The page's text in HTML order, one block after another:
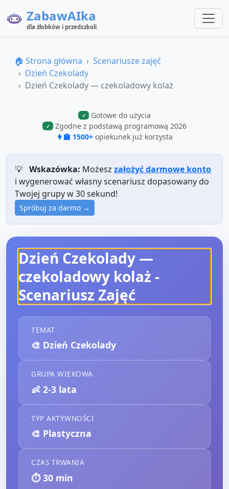
ZabawAIka
dla żłobków i przedszkoli
🏠 Strona główna
Scenariusze zajęć
Dzień Czekolady
Dzień Czekolady — czekoladowy kolaż
✓ Gotowe do użycia
✓
Zgodne z podstawą programową 2026
👩‍🏫 1500+ opiekunek już korzysta
💡 Wskazówka: Możesz założyć darmowe konto
i wygenerować własny scenariusz dopasowany do
Twojej grupy w 30 sekund!
Spróbuj za darmo →
Dzień Czekolady —
czekoladowy kolaż -
Scenariusz Zajęć
TEMAT
🎨 Dzień Czekolady
GRUPA WIEKOWA
👶 2-3 lata
TYP AKTYWNOŚCI
🎨 Plastyczna
CZAS TRWANIA
⏱️30 min